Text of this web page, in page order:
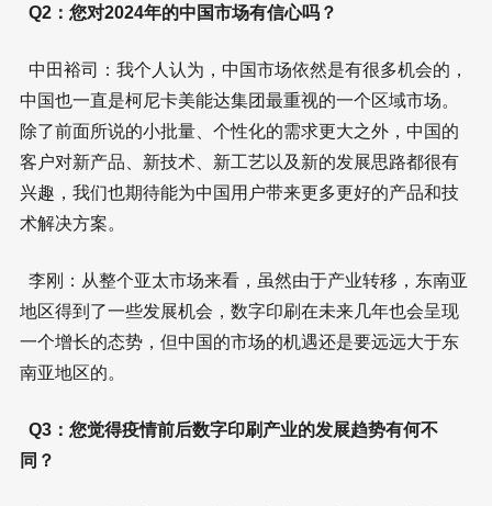
Q2：您对2024年的中国市场有信心吗？
中田裕司：我个人认为，中国市场依然是有很多机会的，
中国也一直是柯尼卡美能达集团最重视的一个区域市场。
除了前面所说的小批量、个性化的需求更大之外，中国的
客户对新产品、新技术、新工艺以及新的发展思路都很有
兴趣，我们也期待能为中国用户带来更多更好的产品和技
术解决方案。
李刚：从整个亚太市场来看，虽然由于产业转移，东南亚
地区得到了一些发展机会，数字印刷在未来几年也会呈现
一个增长的态势，但中国的市场的机遇还是要远远大于东
南亚地区的。
Q3：您觉得疫情前后数字印刷产业的发展趋势有何不
同？